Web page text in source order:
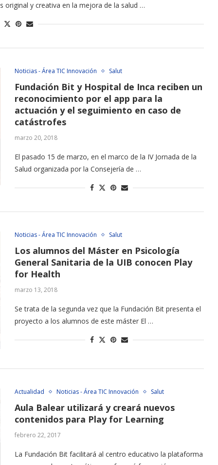
original y creativa en la mejora de la salud …
Noticias - Área TIC Innovación Salut
Fundación Bit y Hospital de Inca reciben un
reconocimiento por el app para la
actuación y el seguimiento en caso de
catástrofes
marzo 20, 2018
El pasado 15 de marzo, en el marco de la IV Jornada de la
Salud organizada por la Consejería de …
Noticias - Área TIC Innovación Salut
Los alumnos del Máster en Psicología
General Sanitaria de la UIB conocen Play
for Health
marzo 13, 2018
Se trata de la segunda vez que la Fundación Bit presenta el
proyecto a los alumnos de este máster El …
Actualidad Noticias - Área TIC Innovación Salut
Aula Balear utilizará y creará nuevos
contenidos para Play for Learning
febrero 22, 2017
La Fundación Bit facilitará al centro educativo la plataforma